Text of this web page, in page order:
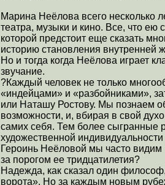
Марина Неёлова всего несколько
театра, музыки и кино. Все, что ею
которой предстоит еще сказать
историю становления внутренней
Но и тогда когда Неёлова играет
звучание.
?Каждый человек не только
«индейцами» и «разбойниками»,
или Наташу Ростову. Мы познаем
возможности, и, вбирая в свой
самих себя. Тем более
художественной
Героинь Неёловой мы часто видим
за порогом ее тридцатилетия?
Надежда, как сказал один
ворота». Но за каждым новым